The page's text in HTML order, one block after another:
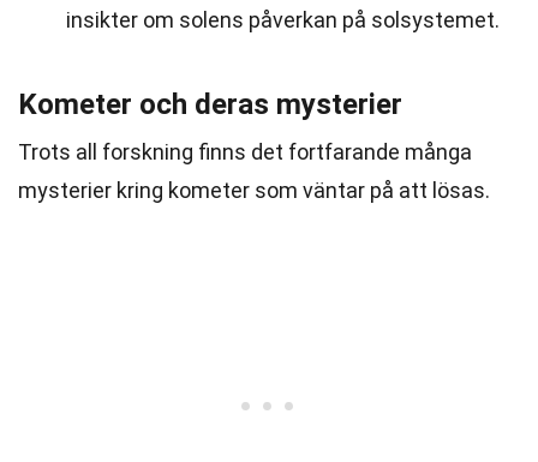
insikter om solens påverkan på solsystemet.
Kometer och deras mysterier
Trots all forskning finns det fortfarande många
mysterier kring kometer som väntar på att lösas.